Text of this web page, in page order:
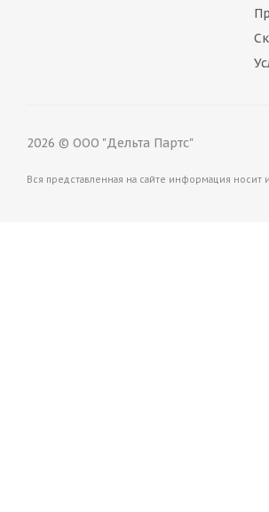
2026 © ООО "Дельта Партс"
Вся представленная на сайте информация